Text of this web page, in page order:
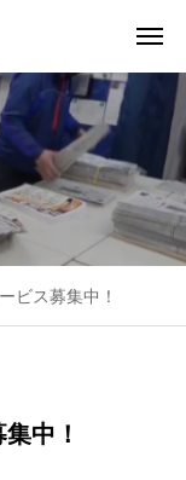
ビス募集中！
中！